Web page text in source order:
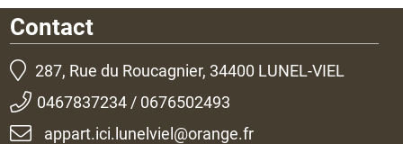
Contact
287, Rue du Roucagnier, 34400 LUNEL-VIEL
0467837234 / 0676502493
appart.ici.lunelviel@orange.fr